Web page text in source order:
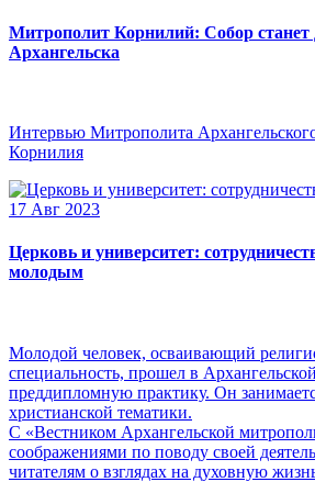
Митрополит Корнилий: Собор
Архангельска
Интервью Митрополита
Корнилия
17 Авг 2023
Церковь и университет:
молодым
Молодой человек, осваивающий
специальность, прошел в
преддипломную практику. Он
христианской тематики.
С «Вестником Архангельской
соображениями по поводу своей
читателям о взглядах на духовную